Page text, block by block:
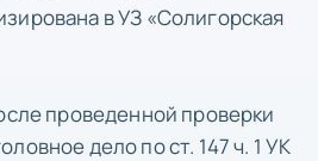
в УЗ «Солигорская
проведенной проверки
дело по ст. 147 ч. 1 УК